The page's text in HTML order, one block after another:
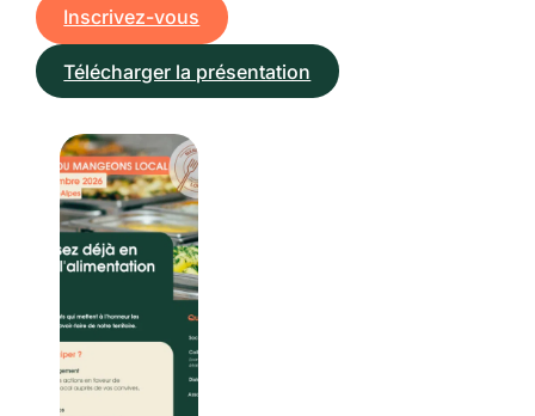
Inscrivez-vous
Télécharger la présentation